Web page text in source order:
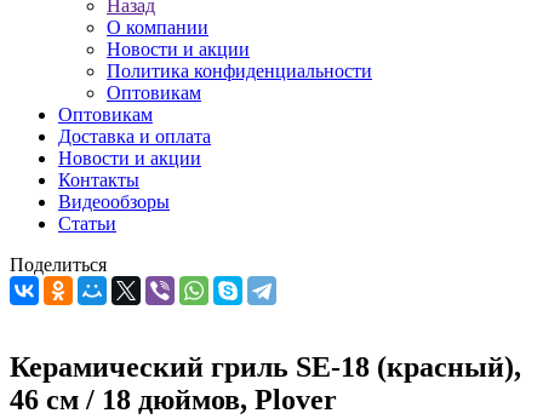
Назад
О компании
Новости и акции
Политика конфиденциальности
Оптовикам
Оптовикам
Доставка и оплата
Новости и акции
Контакты
Видеообзоры
Статьи
Поделиться
Керамический гриль SE-18 (красный),
46 см / 18 дюймов, Plover